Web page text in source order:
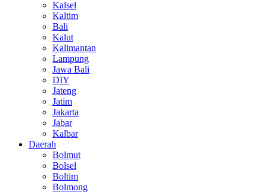
Kalsel
Kaltim
Bali
Kalut
Kalimantan
Lampung
Jawa Bali
DIY
Jateng
Jatim
Jakarta
Jabar
Kalbar
Daerah
Bolmut
Bolsel
Boltim
Bolmong